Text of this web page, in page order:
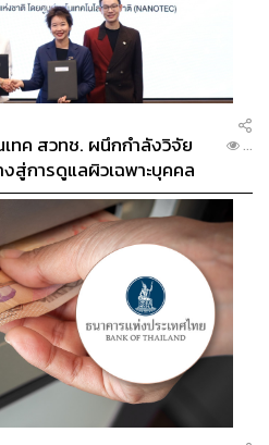
ปี 2022
จะไม่มีอะไรซับซ้อน แต่เชื่อ
นของสองคนนี้ รับประกันว่าลุ้น
นอน
news/paris-2024-olympics-ri
ปารีส2024 – Paris 2024
paris2024/
เทค สวทช. ผนึกกำลังวิจัย
การดูแลผิวเฉพาะบุคคล
...